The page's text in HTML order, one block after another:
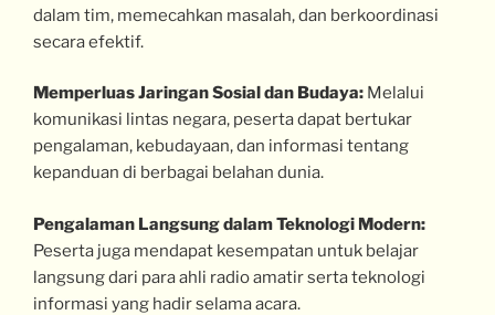
dalam tim, memecahkan masalah, dan berkoordinasi
secara efektif.
Memperluas Jaringan Sosial dan Budaya: Melalui
komunikasi lintas negara, peserta dapat bertukar
pengalaman, kebudayaan, dan informasi tentang
kepanduan di berbagai belahan dunia.
Pengalaman Langsung dalam Teknologi Modern:
Peserta juga mendapat kesempatan untuk belajar
langsung dari para ahli radio amatir serta teknologi
informasi yang hadir selama acara.